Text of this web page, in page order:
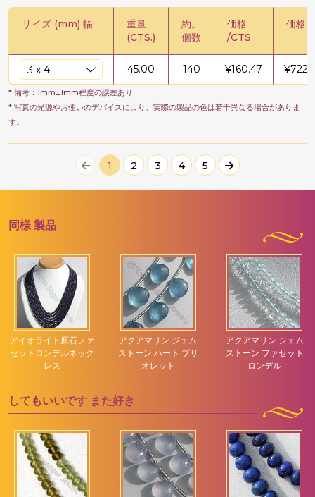
サイズ (mm) 幅
重量
(CTS.)
約。
個数
価格
/CTS
価格 /
45.00 140 ¥160.47 ¥
* 備考：1mm±1mm程度の誤差あり
* 写真の光源やお使いのデバイスにより、実際の製品の色は若干異なる場合がありま
す。
1 2 3 4 5
同様 製品
アイオライト原石ファ
セットロンデルネック
レス
アクアマリン ジェム
ストーン ハート ブリ
オレット
アクアマリン ジェム
ストーン ファセット
ロンデル
してもいいです また好き